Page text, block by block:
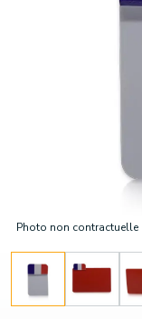
Photo non contractuelle